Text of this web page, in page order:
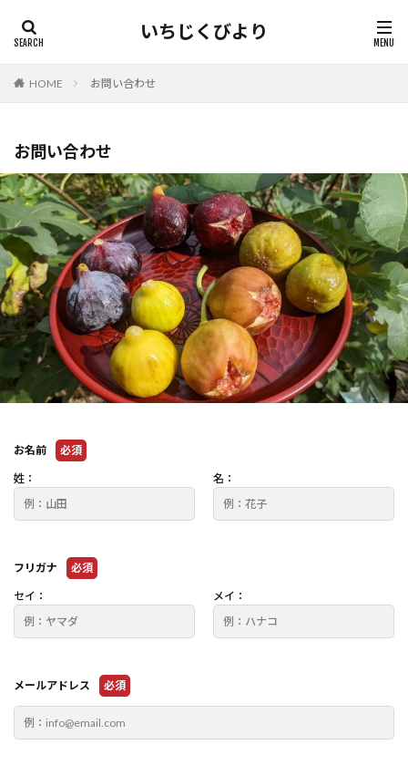
いちじくびより
HOME お問い合わせ
お問い合わせ
お名前 必須
姓： 名：
フリガナ 必須
セイ： メイ：
メールアドレス 必須